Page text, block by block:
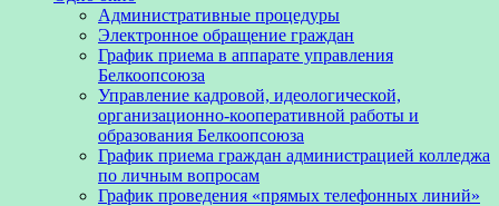
Административные процедуры
Электронное обращение граждан
График приема в аппарате управления
Белкоопсоюза
Управление кадровой, идеологической,
организационно-кооперативной работы и
образования Белкоопсоюза
График приема граждан администрацией колледжа
по личным вопросам
График проведения «прямых телефонных линий»